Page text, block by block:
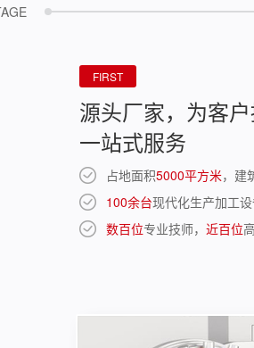
FIRST
源头厂家，为客
一站式服务
占地面积5000平方米，建
100余台现代化生产加工
数百位专业技师， 近百位